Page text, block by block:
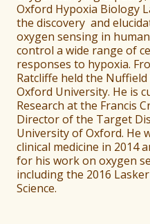
Oxford Hypoxia Biology
the discovery and
oxygen sensing in
control a wide range of
responses to hypoxia.
Ratcliffe held the
Oxford University. He is
Research at the Francis
Director of the Target
University of Oxford. He
clinical medicine in 2014
for his work on oxygen
including the 2016
Science.